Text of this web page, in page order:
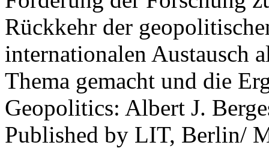
Rückkehr der
internationalen Austausch
Thema gemacht und die
Geopolitics: Albert J.
Published by LIT, Berlin/